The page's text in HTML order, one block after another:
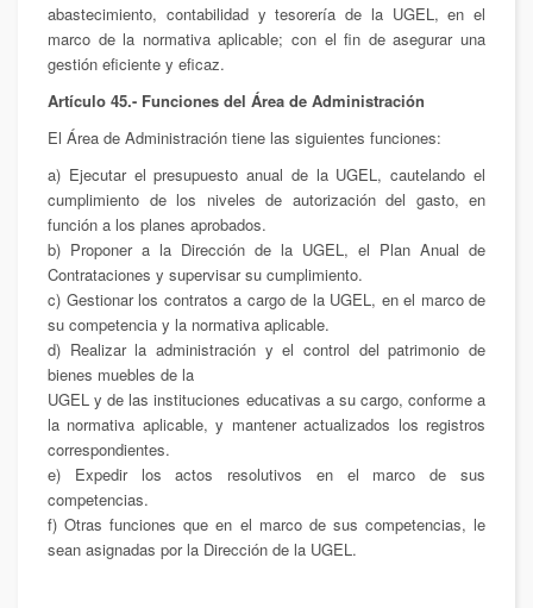
abastecimiento, contabilidad y tesorería de la UGEL, en el
marco de la normativa aplicable; con el fin de asegurar una
gestión eficiente y eficaz.
Artículo 45.- Funciones del Área de Administración
El Área de Administración tiene las siguientes funciones:
a) Ejecutar el presupuesto anual de la UGEL, cautelando el
cumplimiento de los niveles de autorización del gasto, en
función a los planes aprobados.
b) Proponer a la Dirección de la UGEL, el Plan Anual de
Contrataciones y supervisar su cumplimiento.
c) Gestionar los contratos a cargo de la UGEL, en el marco de
su competencia y la normativa aplicable.
d) Realizar la administración y el control del patrimonio de
bienes muebles de la
UGEL y de las instituciones educativas a su cargo, conforme a
la normativa aplicable, y mantener actualizados los registros
correspondientes.
e) Expedir los actos resolutivos en el marco de sus
competencias.
f) Otras funciones que en el marco de sus competencias, le
sean asignadas por la Dirección de la UGEL.